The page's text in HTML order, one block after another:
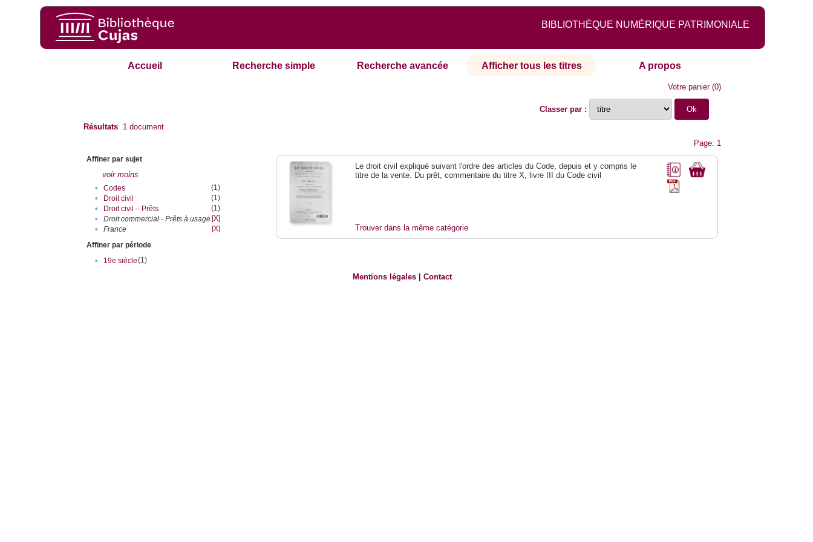
BIBLIOTHÈQUE NUMÉRIQUE PATRIMONIALE
Accueil Recherche simple Recherche avancée Afficher tous les titres A propos
Votre panier(0)
Classer par :
Résultats 1 document
Page: 1
Affiner par sujet
voir moins
• Codes
(1)
•
Droit civil
(1)
•
Droit civil – Prêts
(1)
•
Droit commercial - Prêts à usage [X]
•
France
[X]
Affiner par période
•
19e siècle(1)
Le droit civil expliqué suivant l'ordre des articles du Code, depuis et y compris le
titre de la vente. Du prêt, commentaire du titre X, livre III du Code civil
Trouver dans la même catégorie
Mentions légales |Contact